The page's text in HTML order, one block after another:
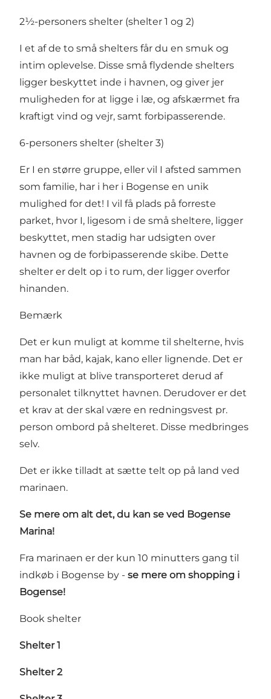
2½-personers shelter (shelter 1 og 2)
I et af de to små shelters får du en smuk og
intim oplevelse. Disse små flydende shelters
ligger beskyttet inde i havnen, og giver jer
muligheden for at ligge i læ, og afskærmet fra
kraftigt vind og vejr, samt forbipasserende.
6-personers shelter (shelter 3)
Er I en større gruppe, eller vil I afsted sammen
som familie, har i her i Bogense en unik
mulighed for det! I vil få plads på forreste
parket, hvor I, ligesom i de små sheltere, ligger
beskyttet, men stadig har udsigten over
havnen og de forbipasserende skibe. Dette
shelter er delt op i to rum, der ligger overfor
hinanden.
Bemærk
Det er kun muligt at komme til shelterne, hvis
man har båd, kajak, kano eller lignende. Det er
ikke muligt at blive transporteret derud af
personalet tilknyttet havnen. Derudover er det
et krav at der skal være en redningsvest pr.
person ombord på shelteret. Disse medbringes
selv.
Det er ikke tilladt at sætte telt op på land ved
marinaen.
Se mere om alt det, du kan se ved Bogense
Marina!
Fra marinaen er der kun 10 minutters gang til
indkøb i Bogense by - se mere om shopping i
Bogense!
Book shelter
Shelter 1
Shelter 2